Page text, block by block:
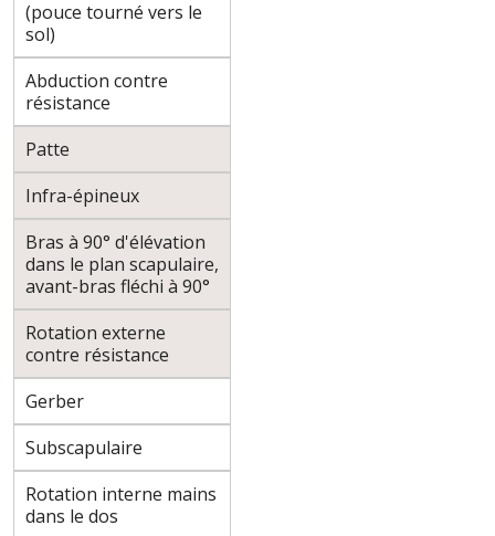
(pouce tourné vers le
sol)
Abduction contre
résistance
Patte
Infra-épineux
Bras à 90° d'élévation
dans le plan scapulaire,
avant-bras fléchi à 90°
Rotation externe
contre résistance
Gerber
Subscapulaire
Rotation interne mains
dans le dos